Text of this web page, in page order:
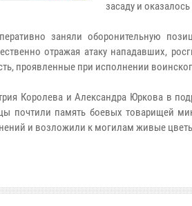
засаду и
заняли оборонительную
отражая атаку нападавших,
проявленные при исполнении
Королева и Александра Юркова в
почтили память боевых товарищей
и возложили к могилам живые